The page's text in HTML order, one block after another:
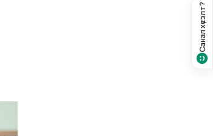
Санал хүсэлт?